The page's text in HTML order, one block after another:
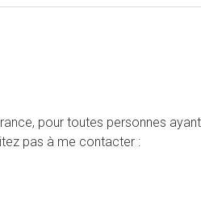
pour toutes personnes
pas à me contacter :